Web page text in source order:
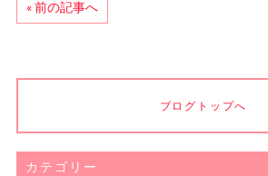
« 前の記事へ
ブログトップへ
カテゴリー